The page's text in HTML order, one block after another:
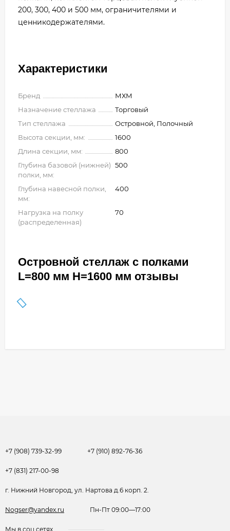
200, 300, 400 и 500 мм, ограничителями и
ценникодержателями.
Характеристики
Бренд
МХМ
Назначение стеллажа
Торговый
Тип стеллажа
Островной, Полочный
Высота секции, мм:
1600
Длина секции, мм:
800
Глубина базовой (нижней)
полки, мм:
500
Глубина навесной полки,
мм:
400
Нагрузка на полку
(распределенная)
70
Островной стеллаж с полками
L=800 мм H=1600 мм отзывы
+7 (908) 739-32-99 +7 (910) 892-76-36
+7 (831) 217-00-98
г. Нижний Новгород, ул. Нартова д.6 корп. 2.
Nogser@yandex.ru Пн-Пт 09:00—17:00
Мы в соц.сетях